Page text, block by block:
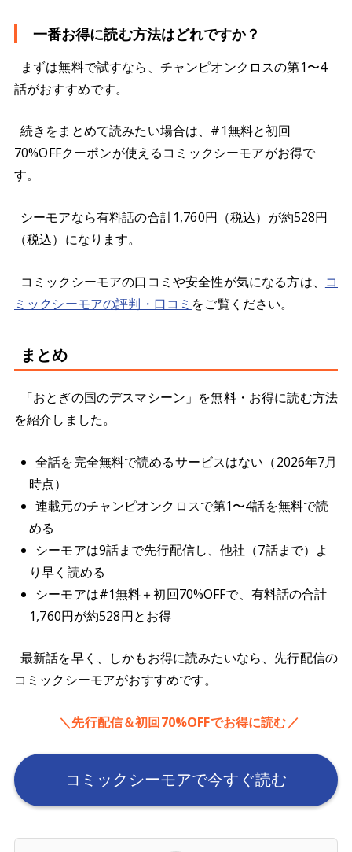
一番お得に読む方法はどれですか？
まずは無料で試すなら、チャンピオンクロスの第1〜4
話がおすすめです。
続きをまとめて読みたい場合は、#1無料と初回
70%OFFクーポンが使えるコミックシーモアがお得で
す。
シーモアなら有料話の合計1,760円（税込）が約528円
（税込）になります。
コミックシーモアの口コミや安全性が気になる方は、 コ
ミックシーモアの評判・口コミ をご覧ください。
まとめ
「おとぎの国のデスマシーン」を無料・お得に読む方法
を紹介しました。
全話を完全無料で読めるサービスはない（2026年7月
時点）
連載元のチャンピオンクロスで第1〜4話を無料で読
める
シーモアは9話まで先行配信し、他社（7話まで）よ
り早く読める
シーモアは#1無料＋初回70%OFFで、有料話の合計
1,760円が約528円とお得
最新話を早く、しかもお得に読みたいなら、先行配信の
コミックシーモアがおすすめです。
＼先行配信＆初回70%OFFでお得に読む／
コミックシーモアで今すぐ読む